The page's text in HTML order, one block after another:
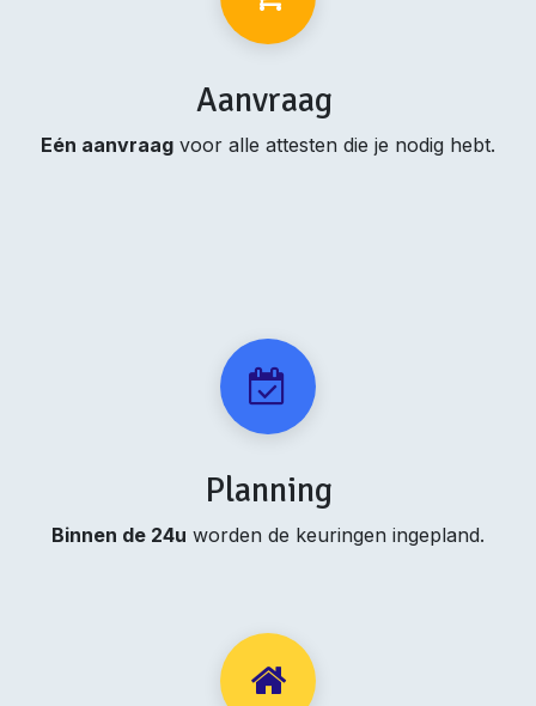
Aanvraag
Eén aanvraag voor alle attesten die je nodig hebt.
Planning
Binnen de 24u worden de keuringen ingepland.